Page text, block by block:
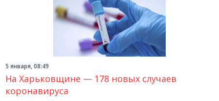
5 января, 08:49
На Харьковщине — 178 новых случаев
коронавируса